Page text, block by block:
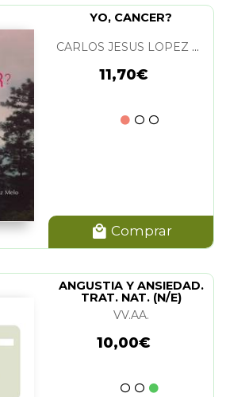
YO, CANCER?
CARLOS JESUS LOPEZ MELO
11,70€
Comprar
ANGUSTIA Y ANSIEDAD.
TRAT. NAT. (N/E)
VV.AA.
10,00€